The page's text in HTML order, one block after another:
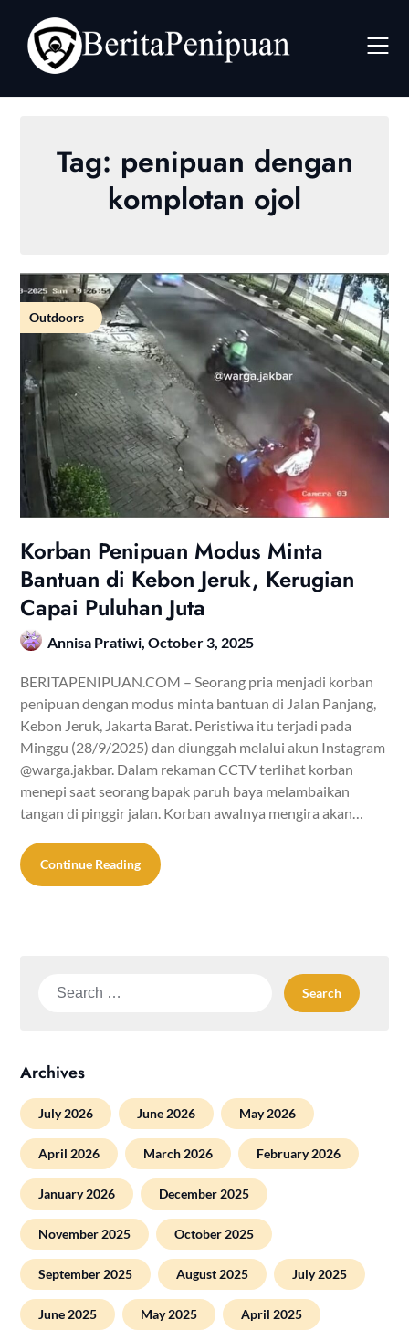
content
Tag: penipuan dengan
komplotan ojol
Outdoors
Korban Penipuan Modus Minta
Bantuan di Kebon Jeruk, Kerugian
Capai Puluhan Juta
Annisa Pratiwi,October 3, 2025
BERITAPENIPUAN.COM – Seorang pria menjadi korban
penipuan dengan modus minta bantuan di Jalan Panjang,
Kebon Jeruk, Jakarta Barat. Peristiwa itu terjadi pada
Minggu (28/9/2025) dan diunggah melalui akun Instagram
@warga.jakbar. Dalam rekaman CCTV terlihat korban
menepi saat seorang bapak paruh baya melambaikan
tangan di pinggir jalan. Korban awalnya mengira akan…
Continue Reading
Search
Archives
July 2026 June 2026 May 2026
April 2026 March 2026 February 2026
January 2026 December 2025
November 2025 October 2025
September 2025 August 2025 July 2025
June 2025 May 2025 April 2025